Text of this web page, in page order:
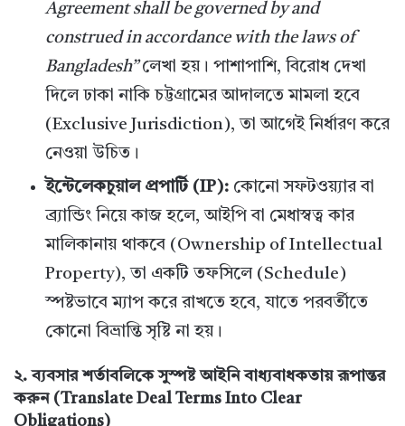
Agreement shall be governed by and
construed in accordance with the laws of
Bangladesh”লেখা হয়। পাশাপাশি, বিরোধ দেখা
দিলে ঢাকা নাকি চট্টগ্রামের আদালতে মামলা হবে
(Exclusive Jurisdiction), তা আগেই নির্ধারণ করে
নেওয়া উচিত।
ইন্টেলেকচুয়াল প্রপার্টি (IP): কোনো সফটওয়্যার বা
ব্র্যান্ডিং নিয়ে কাজ হলে, আইপি বা মেধাস্বত্ব কার
মালিকানায় থাকবে (Ownership of Intellectual
Property), তা একটি তফসিলে (Schedule)
স্পষ্টভাবে ম্যাপ করে রাখতে হবে, যাতে পরবর্তীতে
কোনো বিভ্রান্তি সৃষ্টি না হয়।
২. ব্যবসার শর্তাবলিকে সুস্পষ্ট আইনি বাধ্যবাধকতায় রূপান্তর
করুন (Translate Deal Terms Into Clear
Obligations)